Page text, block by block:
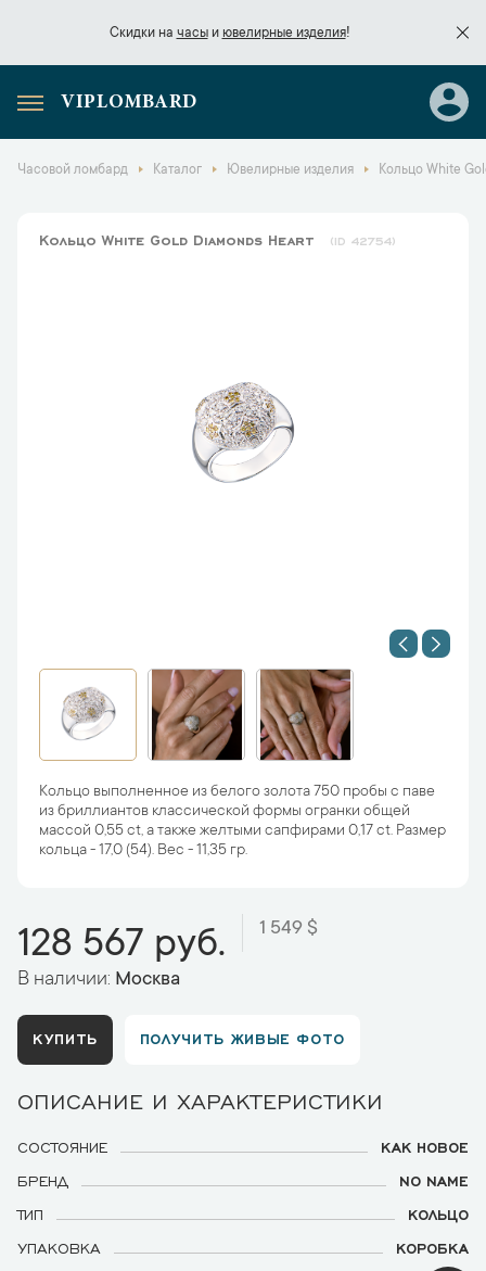
Скидки на часыи ювелирные изделия!
Скидки начасы
VIPLOMBARD
Часовой ломбард Каталог Ювелирные изделия Кольцо White
Кольцо White Gold Diamonds Heart 42754
Кольцо выполненное из белого золота 750 пробы с паве
из бриллиантов классической формы огранки общей
массой 0,55 ct, а также желтыми сапфирами 0,17 ct. Размер
кольца - 17,0 (54). Вес - 11,35 гр.
128 567 руб. 1 549 $
В наличии: Москва
КУПИТЬ ПОЛУЧИТЬ ЖИВЫЕ ФОТО
ОПИСАНИЕ И ХАРАКТЕРИСТИКИ
СОСТОЯНИЕ
КАК НОВОЕ
БРЕНД
NO NAME
ТИП
КОЛЬЦО
УПАКОВКА
КОРОБКА